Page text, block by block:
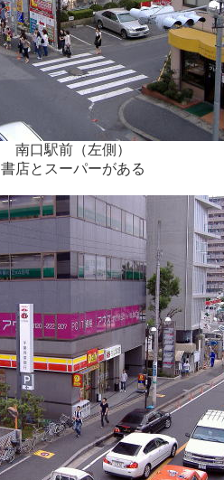
南口駅前（左側）
書店とスーパーがある